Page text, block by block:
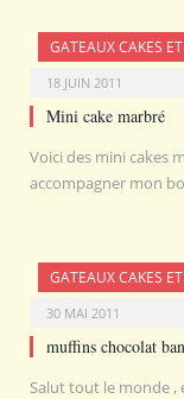
GATEAUX CAKES
18 JUIN 2011
Mini cake marbré
Voici des mini cakes
accompagner mon
GATEAUX CAKES
30 MAI 2011
muffins chocolat
Salut tout le monde ,